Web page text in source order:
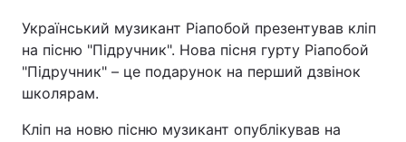
Український музикант Ріапобой презентував кліп
на пісню "Підручник". Нова пісня гурту Ріапобой
"Підручник" – це подарунок на перший дзвінок
школярам.
Кліп на новю пісню музикант опублікував на